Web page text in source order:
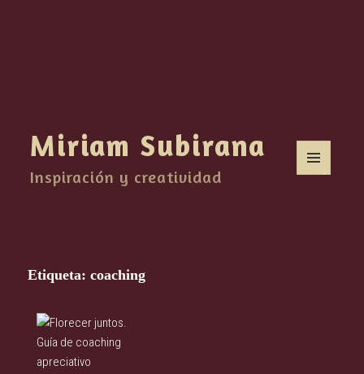
Miriam Subirana
Inspiración y creatividad
Etiqueta:coaching